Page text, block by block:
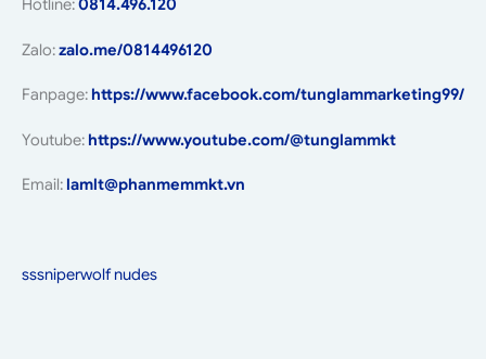
Hotline:0814.496.120
Zalo:zalo.me/0814496120
Fanpage: https://www.facebook.com/tunglammarketing99/
Youtube: https://www.youtube.com/@tunglammkt
Email: lamlt@phanmemmkt.vn
sssniperwolf nudes